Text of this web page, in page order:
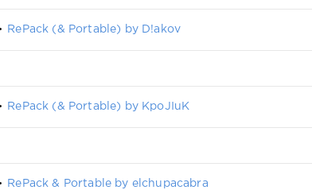
RePack (& Portable) by D!akov
RePack (& Portable) by KpoJIuK
RePack & Portable by elchupacabra